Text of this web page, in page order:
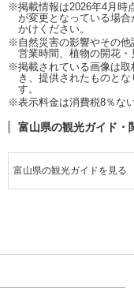
※掲載情報は2026年4月時
が変更となっている場
かけください。
※自然災害の影響やその他
営業時間、植物の開花・
※掲載されている画像は取
き、提供されたものと
す。
※表示料金は消費税8％な
富山県の観光ガイド・
富山県の観光ガイドを見る